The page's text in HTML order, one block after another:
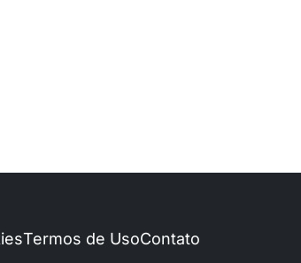
Termos de UsoContato